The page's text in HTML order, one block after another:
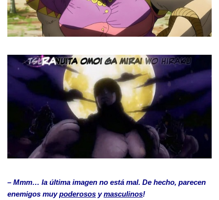
– Mmm… la última imagen no está mal. De hecho, parecen
enemigos muypoderosos ymasculinos!